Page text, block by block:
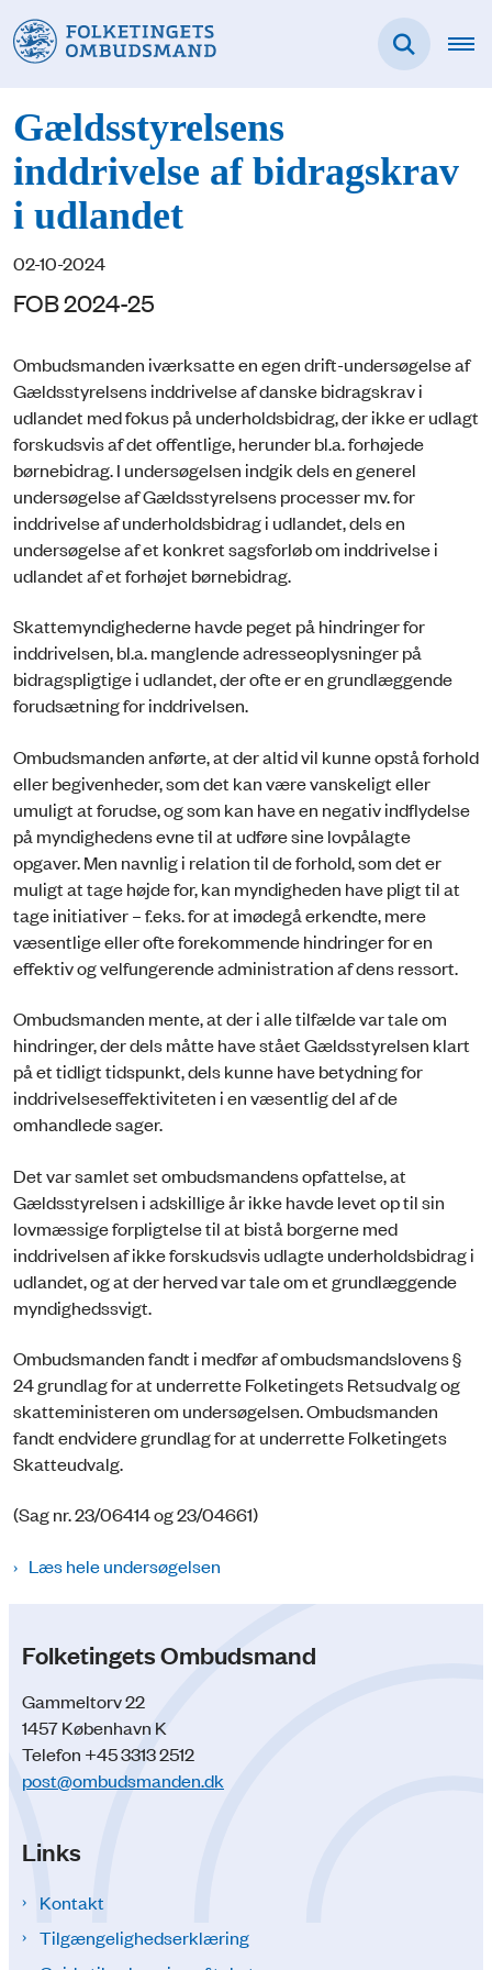
Gældsstyrelsens
inddrivelse af bidragskrav
i udlandet
02-10-2024
FOB 2024-25
Ombudsmanden iværksatte en egen drift-undersøgelse af
Gældsstyrelsens inddrivelse af danske bidragskrav i
udlandet med fokus på underholdsbidrag, der ikke er udlagt
forskudsvis af det offentlige, herunder bl.a. forhøjede
børnebidrag. I undersøgelsen indgik dels en generel
undersøgelse af Gældsstyrelsens processer mv. for
inddrivelse af underholdsbidrag i udlandet, dels en
undersøgelse af et konkret sagsforløb om inddrivelse i
udlandet af et forhøjet børnebidrag.
Skattemyndighederne havde peget på hindringer for
inddrivelsen, bl.a. manglende adresseoplysninger på
bidragspligtige i udlandet, der ofte er en grundlæggende
forudsætning for inddrivelsen.
Ombudsmanden anførte, at der altid vil kunne opstå forhold
eller begivenheder, som det kan være vanskeligt eller
umuligt at forudse, og som kan have en negativ indflydelse
på myndighedens evne til at udføre sine lovpålagte
opgaver. Men navnlig i relation til de forhold, som det er
muligt at tage højde for, kan myndigheden have pligt til at
tage initiativer – f.eks. for at imødegå erkendte, mere
væsentlige eller ofte forekommende hindringer for en
effektiv og velfungerende administration af dens ressort.
Ombudsmanden mente, at der i alle tilfælde var tale om
hindringer, der dels måtte have stået Gældsstyrelsen klart
på et tidligt tidspunkt, dels kunne have betydning for
inddrivelseseffektiviteten i en væsentlig del af de
omhandlede sager.
Det var samlet set ombudsmandens opfattelse, at
Gældsstyrelsen i adskillige år ikke havde levet op til sin
lovmæssige forpligtelse til at bistå borgerne med
inddrivelsen af ikke forskudsvis udlagte underholdsbidrag i
udlandet, og at der herved var tale om et grundlæggende
myndighedssvigt.
Ombudsmanden fandt i medfør af ombudsmandslovens §
24 grundlag for at underrette Folketingets Retsudvalg og
skatteministeren om undersøgelsen. Ombudsmanden
fandt endvidere grundlag for at underrette Folketingets
Skatteudvalg.
(Sag nr. 23/06414 og 23/04661)
Læs hele undersøgelsen
Folketingets Ombudsmand
Gammeltorv 22
1457 København K
Telefon +45 3313 2512
post@ombudsmanden.dk
Links
Kontakt
Tilgængelighedserklæring